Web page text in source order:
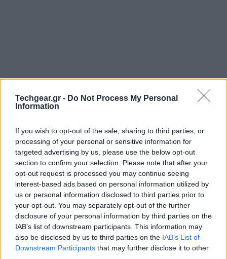
Techgear.gr - Do Not Process My Personal
Information
If you wish to opt-out of the sale, sharing to third parties, or
processing of your personal or sensitive information for
targeted advertising by us, please use the below opt-out
section to confirm your selection. Please note that after your
opt-out request is processed you may continue seeing
interest-based ads based on personal information utilized by
us or personal information disclosed to third parties prior to
your opt-out. You may separately opt-out of the further
disclosure of your personal information by third parties on the
IAB’s list of downstream participants. This information may
also be disclosed by us to third parties on the IAB’s List of
Downstream Participants that may further disclose it to other
Μια νέα ταινία-ντοκιμαντέρ για την υπηρεσίαPirate
αναμένεται να κάνει την επίσημη πρεμιέρα της
τον επόμενο μήνα στο 63ο ετήσιο Berlin International
Film Festival (Berlinale). Η ταινία ακούει στο όνομα
'TPB AFK: The Pirate Bay Away From Keyboard' και θα
ανοίξει το πρόγραμμα Panorama του δημοφιλούς